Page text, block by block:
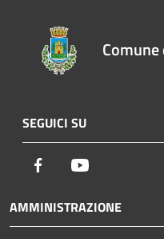
SEGUICI SU
Facebook
AMMINISTRAZIONE